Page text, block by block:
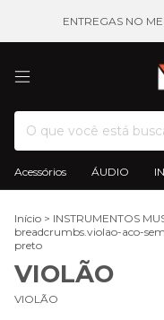
ENTREGAS NO
Acessórios ÁUDIO
Início > INSTRUMENTOS
breadcrumbs.violao-aco-
preto
VIOLÃO
VIOLÃO